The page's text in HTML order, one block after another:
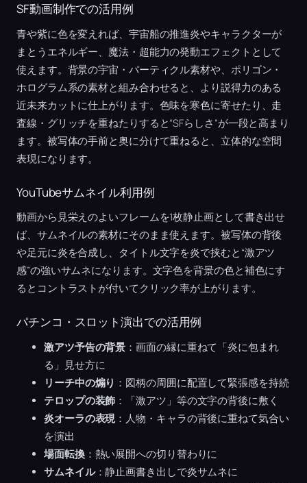
SF動画制作での活用例
青や紫に色を変えれば、宇宙船の推進炎やキャラクターが
まとうエネルギー、魔法・超能力の発動エフェクトとして
使えます。背景の宇宙・パーティクル素材や、ポリゴン・
ホログラム系の素材と組み合わせると、より説得力のある
近未来カットに仕上がります。色味を寒色に寄せたり、走
査線・グリッチを重ねたりすると“SFらしさ”が一段と高まり
ます。被写体の手前と奥に分けて重ねると、立体的な空間
表現になります。
YouTubeサムネイル利用例
動画から見栄えのよいフレームを1枚静止画として書き出せ
ば、サムネイルの素材にそのまま使えます。被写体の背後
や足元に炎を合成し、タイトル文字を炎で挟むと“激アツ
感”の強いサムネになります。文字色を背景の色と補色にす
るとコントラストが付いてクリック率が上がります。
パチンコ・スロット演出での活用例
激アツ予告の背景 ：画面の縁に重ねて「炎に包まれ
る」見せ方に
リーチ中の煽り ：図柄の周囲に配置して緊張感を持続
テロップの装飾 ：「激アツ」等の文字の背後に敷く
炎オーラの表現：人物・キャラの背後に重ねて気合い
を演出
場面転換：熱い展開への切り替わりに
サムネイル：静止画書き出しで炎サムネに